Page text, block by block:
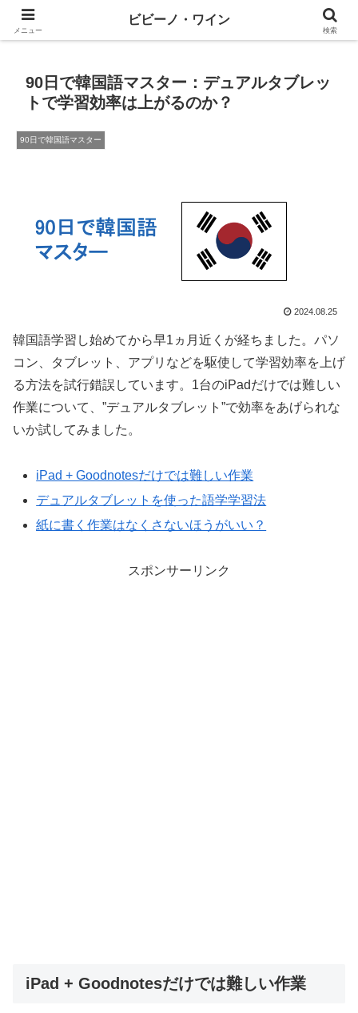
ワインとテックと、ときどきマネー
90日で韓国語マスター：デュアルタブレッ
トで学習効率は上がるのか？
90日で韓国語マスター
2024.08.25
韓国語学習し始めてから早1ヵ月近くが経ちました。パソ
コン、タブレット、アプリなどを駆使して学習効率を上げ
る方法を試行錯誤しています。1台のiPadだけでは難しい
作業について、”デュアルタブレット”で効率をあげられな
いか試してみました。
iPad + Goodnotesだけでは難しい作業
デュアルタブレットを使った語学学習法
紙に書く作業はなくさないほうがいい？
スポンサーリンク
iPad + Goodnotesだけでは難しい作業
メニュー
ビビーノ・ワイン
検索